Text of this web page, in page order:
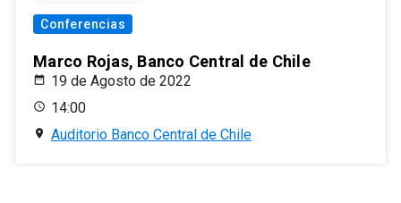
Conferencias
Marco Rojas, Banco Central de Chile
19 de Agosto de 2022
14:00
Auditorio Banco Central de Chile